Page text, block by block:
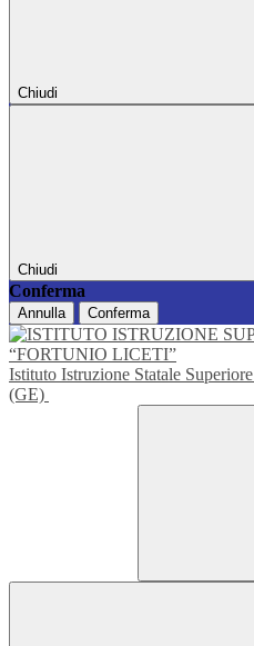
Chiudi
Chiudi
Conferma
Annulla Conferma
Istituto Istruzione Statale Superiore
(GE)